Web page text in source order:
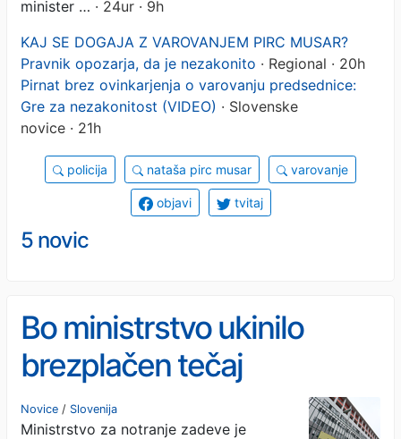
minister … · 24ur · 9h
KAJ SE DOGAJA Z VAROVANJEM PIRC MUSAR?
Pravnik opozarja, da je nezakonito · Regional · 20h
Pirnat brez ovinkarjenja o varovanju predsednice:
Gre za nezakonitost (VIDEO) · Slovenske
novice · 21h
policija nataša pirc musar varovanje
objavi tvitaj
5 novic
Bo ministrstvo ukinilo
brezplačen tečaj
slovenščine za tujce?
Novice / Slovenija
Ministrstvo za notranje zadeve je